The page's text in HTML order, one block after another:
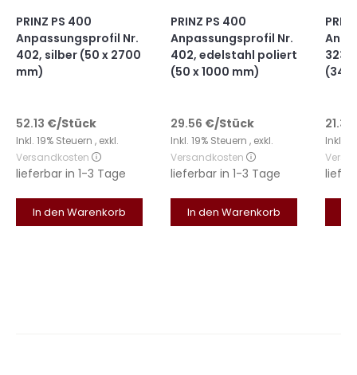
PRINZ PS 400
Anpassungsprofil Nr.
402, silber (50 x 2700
mm)
52.13 €/Stück
Inkl. 19% Steuern , exkl.
Versandkosten
lieferbar in 1-3 Tage
In den Warenkorb
PRINZ PS 400
Anpassungsprofil Nr.
402, edelstahl poliert
(50 x 1000 mm)
29.56 €/Stück
Inkl. 19% Steuern , exkl.
Versandkosten
lieferbar in 1-3 Tage
In den Warenkorb
323,
(34
21.33
Inkl.